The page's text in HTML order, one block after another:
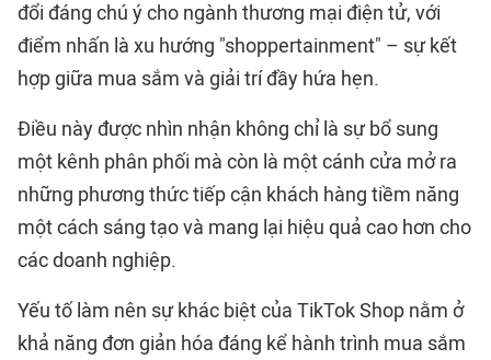
đổi đáng chú ý cho ngành thương mại điện tử, với
điểm nhấn là xu hướng "shoppertainment" – sự kết
hợp giữa mua sắm và giải trí đầy hứa hẹn.
Điều này được nhìn nhận không chỉ là sự bổ sung
một kênh phân phối mà còn là một cánh cửa mở ra
những phương thức tiếp cận khách hàng tiềm năng
một cách sáng tạo và mang lại hiệu quả cao hơn cho
các doanh nghiệp.
Yếu tố làm nên sự khác biệt của TikTok Shop nằm ở
khả năng đơn giản hóa đáng kể hành trình mua sắm